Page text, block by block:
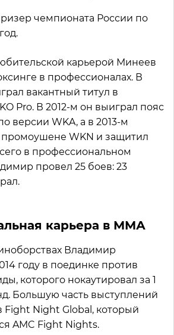
чемпионата России по
карьерой Минеев
в профессионалах. В
вакантный титул в
Pro. В 2012-м он выиграл пояс
версии WKA, а в 2013-м
промоушене WKN и защитил
в профессиональном
провел 25 боев: 23
карьера в ММА
Владимир
году в поединке против
которого нокаутировал за 1
Большую часть выступлений
Night Global, который
AMC Fight Nights.